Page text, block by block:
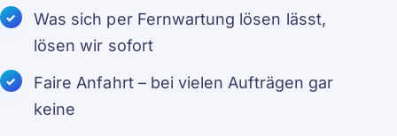
Was sich per Fernwartung lösen lässt,
lösen wir sofort
Faire Anfahrt – bei vielen Aufträgen gar
keine